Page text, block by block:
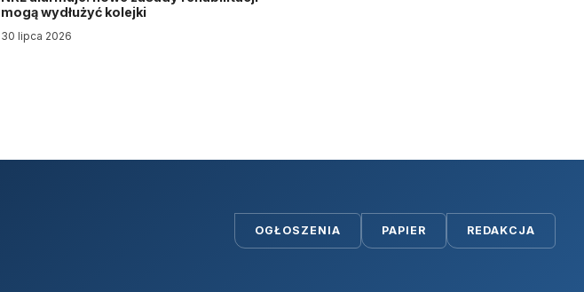
mogą wydłużyć kolejki
30 lipca 2026
OGŁOSZENIA PAPIER REDAKCJA